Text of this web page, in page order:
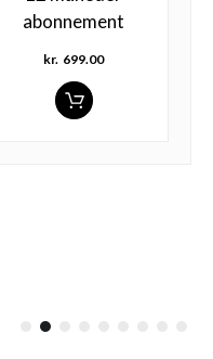
abonnement
kr. 699.00